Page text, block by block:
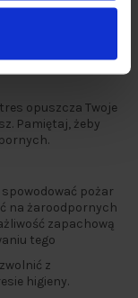
opuszcza Twoje
Pamiętaj, żeby
pożar
na żaroodpornych
zapachową
tego
z
higieny.